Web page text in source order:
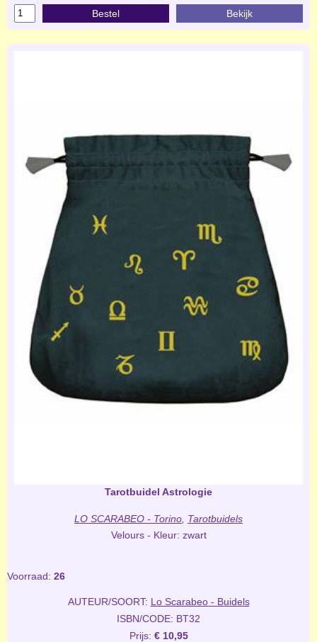
Bestel Bekijk
Tarotbuidel Astrologie
LO SCARABEO - Torino Tarotbuidels
Velours - Kleur: zwart
Voorraad: 26
AUTEUR/SOORT: Lo Scarabeo - Buidels
ISBN/CODE: BT32
Prijs: € 10,95